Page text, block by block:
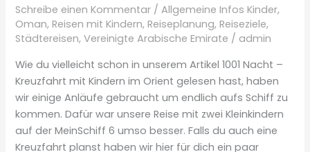
Schreibe einen Kommentar /Allgemeine Infos Kinder,
Oman,Reisen mit Kindern,Reiseplanung,Reiseziele,
Städtereisen,Vereinigte Arabische Emirate / admin
Wie du vielleicht schon in unserem Artikel 1001 Nacht –
Kreuzfahrt mit Kindern im Orient gelesen hast, haben
wir einige Anläufe gebraucht um endlich aufs Schiff zu
kommen. Dafür war unsere Reise mit zwei Kleinkindern
auf der MeinSchiff 6 umso besser. Falls du auch eine
Kreuzfahrt planst haben wir hier für dich ein paar